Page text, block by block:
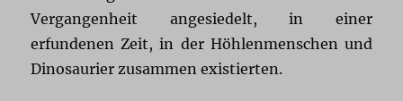
Vergangenheit angesiedelt, in einer
erfundenen Zeit, in der Höhlenmenschen und
Dinosaurier zusammen existierten.